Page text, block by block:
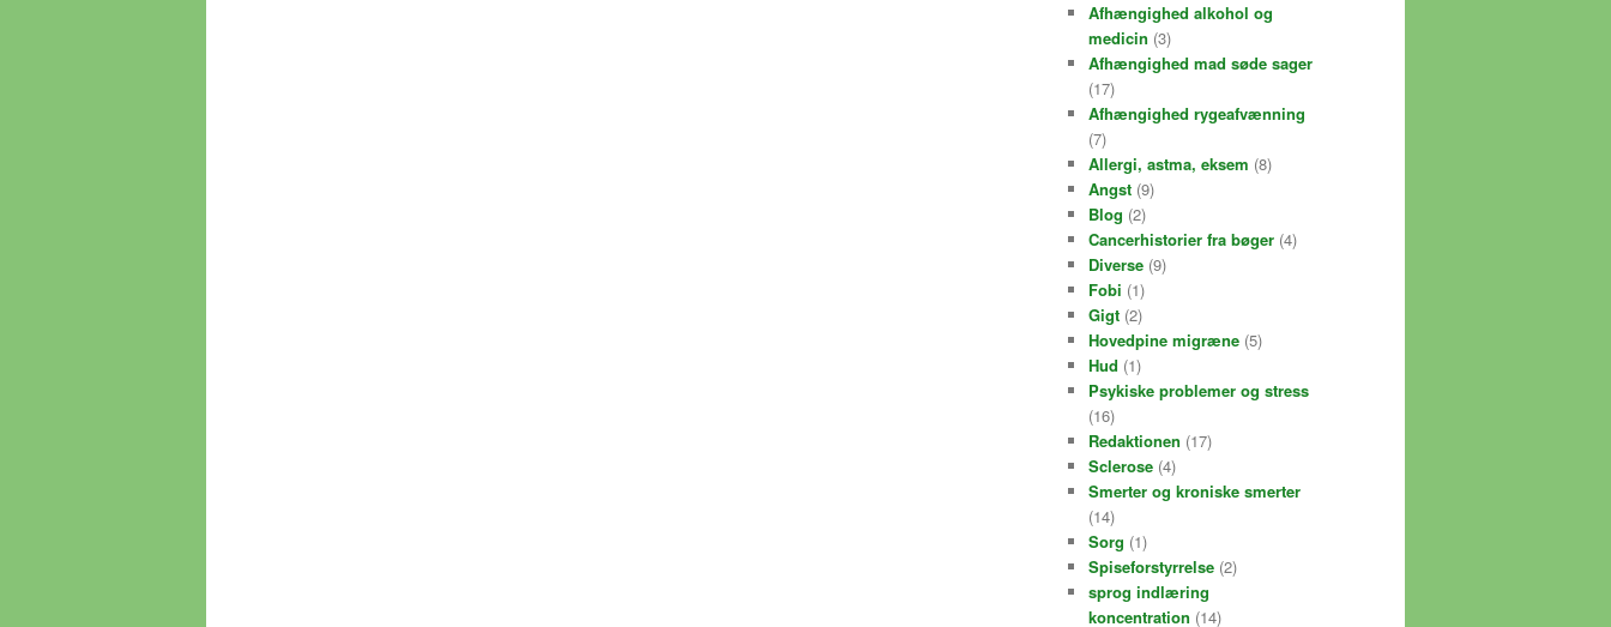
Afhængighed alkohol og
medicin (3)
Afhængighed mad søde sager
(17)
Afhængighed rygeafvænning
(7)
Allergi, astma, eksem (8)
Angst (9)
Blog (2)
Cancerhistorier fra bøger (4)
Diverse (9)
Fobi (1)
Gigt (2)
Hovedpine migræne (5)
Hud (1)
Psykiske problemer og stress
(16)
Redaktionen (17)
Sclerose (4)
Smerter og kroniske smerter
(14)
Sorg (1)
Spiseforstyrrelse (2)
sprog indlæring
koncentration (14)